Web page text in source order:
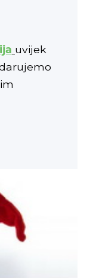
uvijek
program